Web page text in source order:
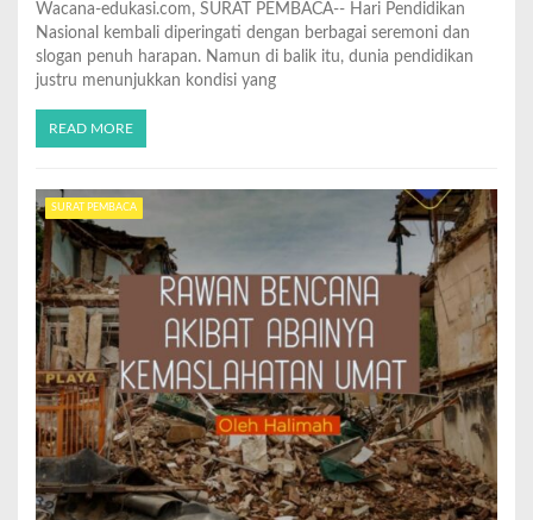
Wacana-edukasi.com, SURAT PEMBACA-- Hari Pendidikan
Nasional kembali diperingati dengan berbagai seremoni dan
slogan penuh harapan. Namun di balik itu, dunia pendidikan
justru menunjukkan kondisi yang
READ MORE
SURAT PEMBACA